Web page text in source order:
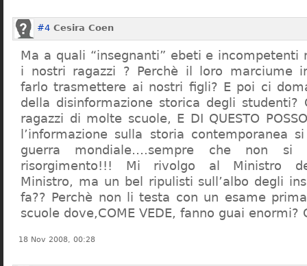
#4 Cesira Coen
Ma a quali “insegnanti” ebeti e
i nostri ragazzi ? Perchè il loro marciume
farlo trasmettere ai nostri figli? E poi ci
della disinformazione storica degli
ragazzi di molte scuole, E DI QUESTO POSSO
l’informazione sulla storia contemporanea
guerra mondiale….sempre che non
risorgimento!!! Mi rivolgo al Ministro
Ministro, ma un bel ripulisti sull’albo degli
fa?? Perchè non li testa con un esame
scuole dove,COME VEDE, fanno guai enormi?
18 Nov 2008, 00:28